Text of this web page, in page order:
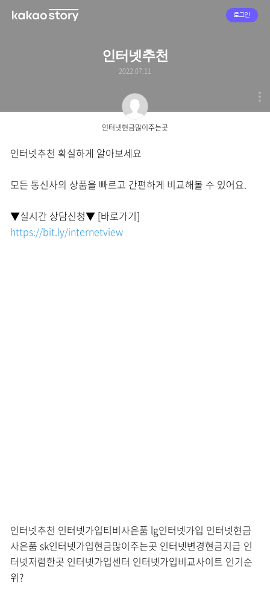
로그인
인터넷추천
2022.07.11
인터넷현금많이주는곳
인터넷추천 확실하게 알아보세요
모든 통신사의 상품을 빠르고 간편하게 비교해볼 수 있어요.
▼실시간 상담신청▼ [바로가기]
https://bit.ly/internetview
인터넷추천 인터넷가입티비사은품 lg인터넷가입 인터넷현금
사은품 sk인터넷가입현금많이주는곳 인터넷변경현금지급 인
터넷저렴한곳 인터넷가입센터 인터넷가입비교사이트 인기순
위?